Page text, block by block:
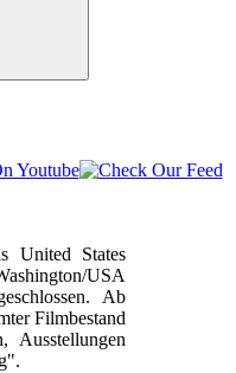
United States
USA
Ab
Filmbestand
Ausstellungen